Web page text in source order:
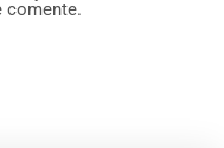
comente.